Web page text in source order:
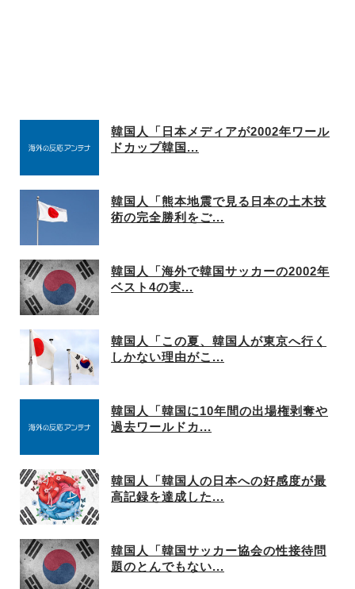
韓国人「日本メディアが2002年ワール
ドカップ韓国...
韓国人「熊本地震で見る日本の土木技
術の完全勝利をご...
韓国人「海外で韓国サッカーの2002年
ベスト4の実...
韓国人「この夏、韓国人が東京へ行く
しかない理由がこ...
韓国人「韓国に10年間の出場権剥奪や
過去ワールドカ...
韓国人「韓国人の日本への好感度が最
高記録を達成した...
韓国人「韓国サッカー協会の性接待問
題のとんでもない...